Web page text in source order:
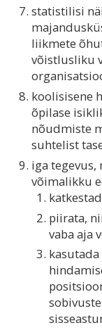
statistilisi
liikmete
võistlusliku
koolisisene
õpilase
nõudmiste
suhtelist
iga tegevus,
võimalikku
piirata,
vaba aja